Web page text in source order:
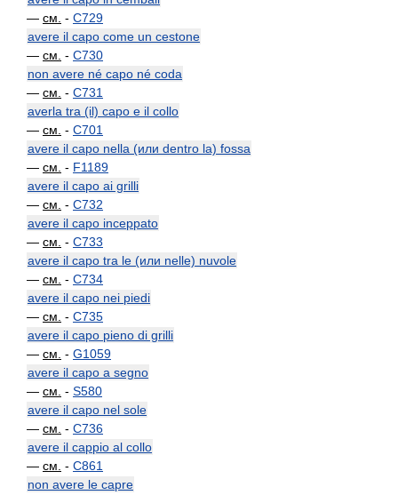
— см. - C729
avere il capo come un cestone
— см. - C730
non avere né capo né coda
— см. - C731
averla tra (il) capo e il collo
— см. - C701
avere il capo nella (или dentro la) fossa
— см. - F1189
avere il capo ai grilli
— см. - C732
avere il capo inceppato
— см. - C733
avere il capo tra le (или nelle) nuvole
— см. - C734
avere il capo nei piedi
— см. - C735
avere il capo pieno di grilli
— см. - G1059
avere il capo a segno
— см. - S580
avere il capo nel sole
— см. - C736
avere il cappio al collo
— см. - C861
non avere le capre